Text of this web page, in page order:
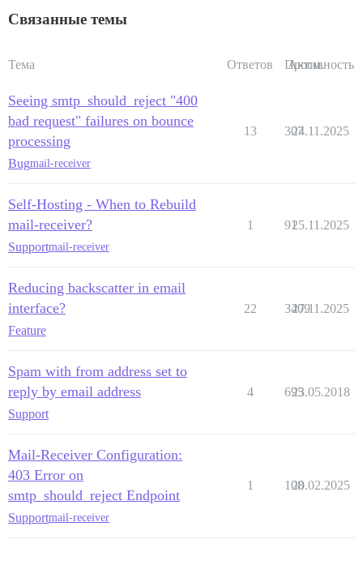
Связанные темы
Тема Ответов Просм.
Активность
Seeing smtp_should_reject "400
bad request" failures on bounce
processing
Bugmail-receiver
13 307
24.11.2025
Self-Hosting - When to Rebuild
mail-receiver?
Supportmail-receiver
1 9125.11.2025
Reducing backscatter in email
interface?
Feature
22 3409
27.11.2025
Spam with from address set to
reply by email address
Support
4 695
23.05.2018
Mail-Receiver Configuration:
403 Error on
smtp_should_reject Endpoint
Supportmail-receiver
1 108
20.02.2025